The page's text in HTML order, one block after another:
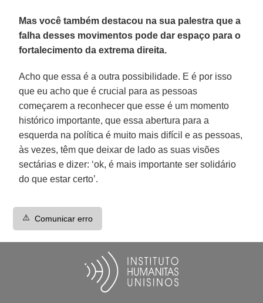
Mas você também destacou na sua palestra que a
falha desses movimentos pode dar espaço para o
fortalecimento da extrema direita.
Acho que essa é a outra possibilidade. E é por isso
que eu acho que é crucial para as pessoas
começarem a reconhecer que esse é um momento
histórico importante, que essa abertura para a
esquerda na política é muito mais difícil e as pessoas,
às vezes, têm que deixar de lado as suas visões
sectárias e dizer: ‘ok, é mais importante ser solidário
do que estar certo’.
⚠️ Comunicar erro